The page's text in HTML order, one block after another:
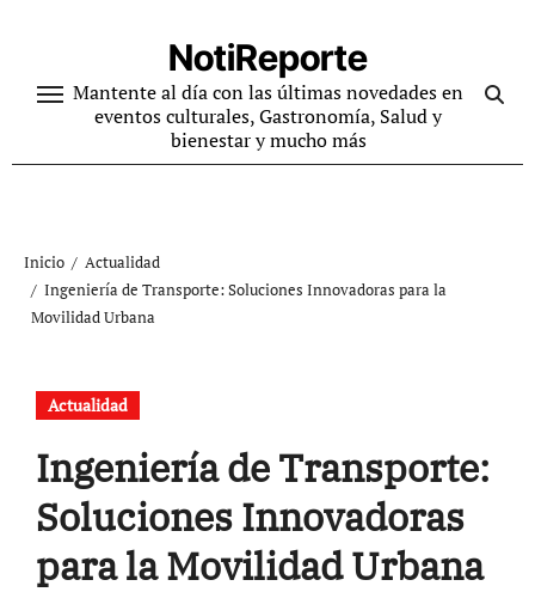
contenido
NotiReporte
Mantente al día con las últimas novedades en
eventos culturales, Gastronomía, Salud y
bienestar y mucho más
Inicio
Actualidad
Ingeniería de Transporte: Soluciones Innovadoras para la
Movilidad Urbana
Actualidad
Ingeniería de Transporte:
Soluciones Innovadoras
para la Movilidad Urbana